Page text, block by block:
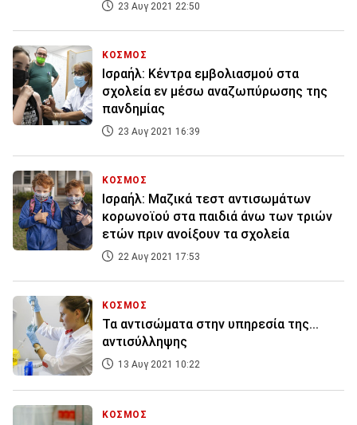
23 Αυγ 2021 22:50
ΚΟΣΜΟΣ
Ισραήλ: Κέντρα εμβολιασμού στα
σχολεία εν μέσω αναζωπύρωσης της
πανδημίας
23 Αυγ 2021 16:39
ΚΟΣΜΟΣ
Ισραήλ: Μαζικά τεστ αντισωμάτων
κορωνοϊού στα παιδιά άνω των τριών
ετών πριν ανοίξουν τα σχολεία
22 Αυγ 2021 17:53
ΚΟΣΜΟΣ
Τα αντισώματα στην υπηρεσία της...
αντισύλληψης
13 Αυγ 2021 10:22
ΚΟΣΜΟΣ